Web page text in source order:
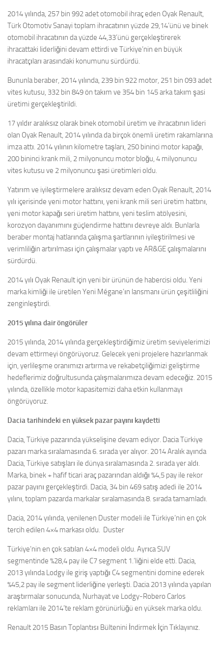
2014 yılında, 257 bin 992 adet otomobil ihraç eden Oyak Renault,
Türk Otomotiv Sanayi toplam ihracatının yüzde 29,14’ünü ve binek
otomobil ihracatının da yüzde 44,33’ünü gerçekleştirerek
ihracattaki liderliğini devam ettirdi ve Türkiye’nin en büyük
ihracatçıları arasındaki konumunu sürdürdü.
Bununla beraber, 2014 yılında, 239 bin 922 motor, 251 bin 093 adet
vites kutusu, 332 bin 849 ön takım ve 354 bin 145 arka takım şasi
üretimi gerçekleştirildi.
17 yıldır aralıksız olarak binek otomobil üretim ve ihracatının lideri
olan Oyak Renault, 2014 yılında da birçok önemli üretim rakamlarına
imza attı. 2014 yılının kilometre taşları, 250 bininci motor kapağı,
200 bininci krank mili, 2 milyonuncu motor bloğu, 4 milyonuncu
vites kutusu ve 2 milyonuncu şasi üretimleri oldu.
Yatırım ve iyileştirmelere aralıksız devam eden Oyak Renault, 2014
yılı içerisinde yeni motor hattını, yeni krank mili seri üretim hattını,
yeni motor kapağı seri üretim hattını, yeni teslim atölyesini,
korozyon dayanımını güçlendirme hattını devreye aldı. Bunlarla
beraber montaj hatlarında çalışma şartlarının iyileştirilmesi ve
verimliliğin artırılması için çalışmalar yaptı ve AR&GE çalışmalarını
sürdürdü.
2014 yılı Oyak Renault için yeni bir ürünün de habercisi oldu. Yeni
marka kimliği ile üretilen Yeni Mégane’ın lansmanı ürün çeşitliliğini
zenginleştirdi.
2015 yılına dair öngörüler
2015 yılında, 2014 yılında gerçekleştirdiğimiz üretim seviyelerimizi
devam ettirmeyi öngörüyoruz. Gelecek yeni projelere hazırlanmak
için, yerlileşme oranımızı artırma ve rekabetçiliğimizi geliştirme
hedeflerimiz doğrultusunda çalışmalarımıza devam edeceğiz. 2015
yılında, özellikle motor kapasitemizi daha etkin kullanmayı
öngörüyoruz.
Dacia tarihindeki en yüksek pazar payını kaydetti
Dacia, Türkiye pazarında yükselişine devam ediyor. Dacia Türkiye
pazarı marka sıralamasında 6. sırada yer alıyor. 2014 Aralık ayında
Dacia, Türkiye satışları ile dünya sıralamasında 2. sırada yer aldı.
Marka, binek + hafif ticari araç pazarından aldığı %4,5 pay ile rekor
pazar payını gerçekleştirdi. Dacia, 34 bin 469 satış adedi ile 2014
yılını, toplam pazarda markalar sıralamasında 8. sırada tamamladı.
Dacia, 2014 yılında, yenilenen Duster modeli ile Türkiye’nin en çok
tercih edilen 4×4 markası oldu. Duster
Türkiye’nin en çok satılan 4×4 modeli oldu. Ayrıca SUV
segmentinde %28,4 pay ile C7 segment 1.’liğini elde etti. Dacia,
2013 yılında Lodgy ile giriş yaptığı C4 segmentini domine ederek
%45,2 pay ile segment liderliğine yerleşti. Dacia 2013 yılında yapılan
araştırmalar sonucunda, Nurhayat ve Lodgy-Robero Carlos
reklamları ile 2014’te reklam görünürlüğü en yüksek marka oldu.
Renault 2015 Basın Toplantısı Bültenini İndirmek İçin Tıklayınız.